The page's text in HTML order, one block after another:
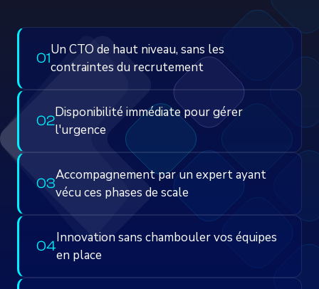
01
Un CTO de haut niveau, sans les
contraintes du recrutement
02
Disponibilité immédiate pour gérer
l'urgence
03
Accompagnement par un expert ayant
vécu ces phases de scale
04
Innovation sans chambouler vos équipes
en place